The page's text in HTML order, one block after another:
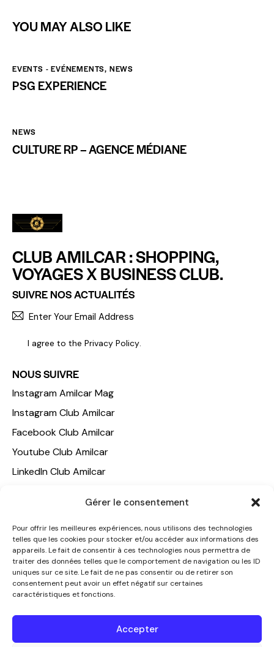
Gérer le consentement
Pour offrir les meilleures expériences, nous utilisons des technologies
telles que les cookies pour stocker et/ou accéder aux informations des
appareils. Le fait de consentir à ces technologies nous permettra de
traiter des données telles que le comportement de navigation ou les ID
uniques sur ce site. Le fait de ne pas consentir ou de retirer son
consentement peut avoir un effet négatif sur certaines
caractéristiques et fonctions.
Accepter
YOU MAY ALSO LIKE
EVENTS - EVÉNEMENTS, NEWS
PSG EXPERIENCE
NEWS
CULTURE RP – AGENCE MÉDIANE
CLUB AMILCAR : SHOPPING,
VOYAGES X BUSINESS CLUB.
SUIVRE NOS ACTUALITÉS
I agree to the Privacy Policy.
NOUS SUIVRE
Instagram Amilcar Mag
Instagram Club Amilcar
Facebook Club Amilcar
Youtube Club Amilcar
LinkedIn Club Amilcar
NOTRE GROUPE
ACCUEIL
AMILCAR TRAVEL CLUB
CLUB AMILCAR, Club d'affaires international
AGENCE MEDIANE
CONTACT